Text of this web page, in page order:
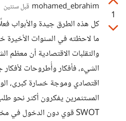
1
mohamed_ebrahim قبل سنتين
كل هذه الطرق جيدة والأبواب
ما لاحظته في السنوات الأخيرة
والتقلبات الاقتصادية أن
الشيء، فأفكار وأُطروحات
اقتصادي وموجة خسارة كبرى،
المستثمرين يفكرون أكثر نحو
SWOT قوي دون الدخول في مخاطرات الأفكار الجديدة.